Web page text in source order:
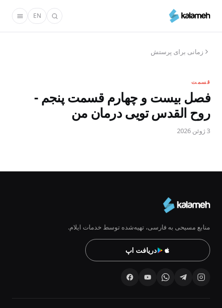
محتوای
EN
زمانی برای پرستش
قسمت
فصل بیست و چهارم قسمت پنجم -
روح القدس تویی درمان من
3 ژوئن 2026
منابع مسیحی به فارسی، تهیه‌شده توسط خدمات ایلام.
دریافت اپ